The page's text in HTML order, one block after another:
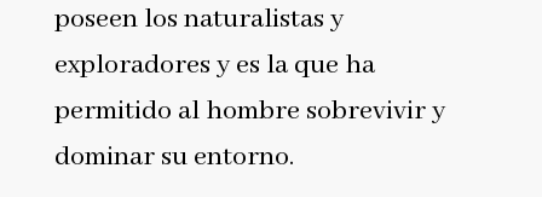
poseen los naturalistas y
exploradores y es la que ha
permitido al hombre sobrevivir y
dominar su entorno.